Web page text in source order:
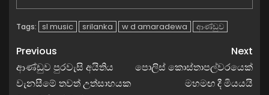
Tags: sl music srilanka w d amaradewa ආණ්ඩුව
Previous
ආණ්ඩුව පුරවැසි අයිතිය
වැනසීමේ තවත් උත්සාහයක
Next
පොලිස් කොස්තාපල්වරයෙක්
මහමඟ දී මියයයි